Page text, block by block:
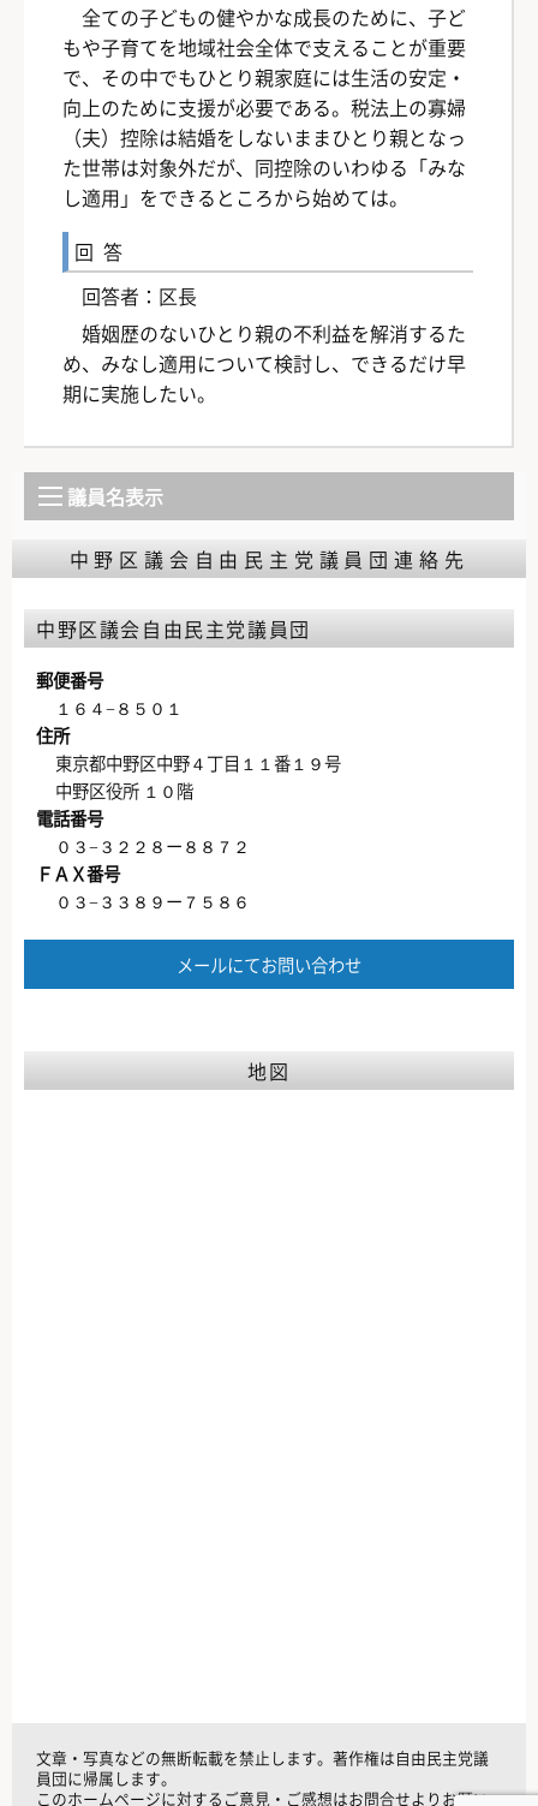
全ての子どもの健やかな成長のために、子ど
もや子育てを地域社会全体で支えることが重要
で、その中でもひとり親家庭には生活の安定・
向上のために支援が必要である。税法上の寡婦
（夫）控除は結婚をしないままひとり親となっ
た世帯は対象外だが、同控除のいわゆる「みな
し適用」をできるところから始めては。
回答
回答者：区長
婚姻歴のないひとり親の不利益を解消するた
め、みなし適用について検討し、できるだけ早
期に実施したい。
議員名表示
中野区議会自由民主党議員団連絡先
中野区議会自由民主党議員団
郵便番号
１６４−８５０１
住所
東京都中野区中野４丁目１１番１９号
中野区役所 １０階
電話番号
０３−３２２８ー８８７２
ＦＡＸ番号
０３−３３８９ー７５８６
メールにてお問い合わせ
地図
文章・写真などの無断転載を禁止します。著作権は自由民主党議
員団に帰属します。
このホームページに対するご意見・ご感想はお問合せよりお願い